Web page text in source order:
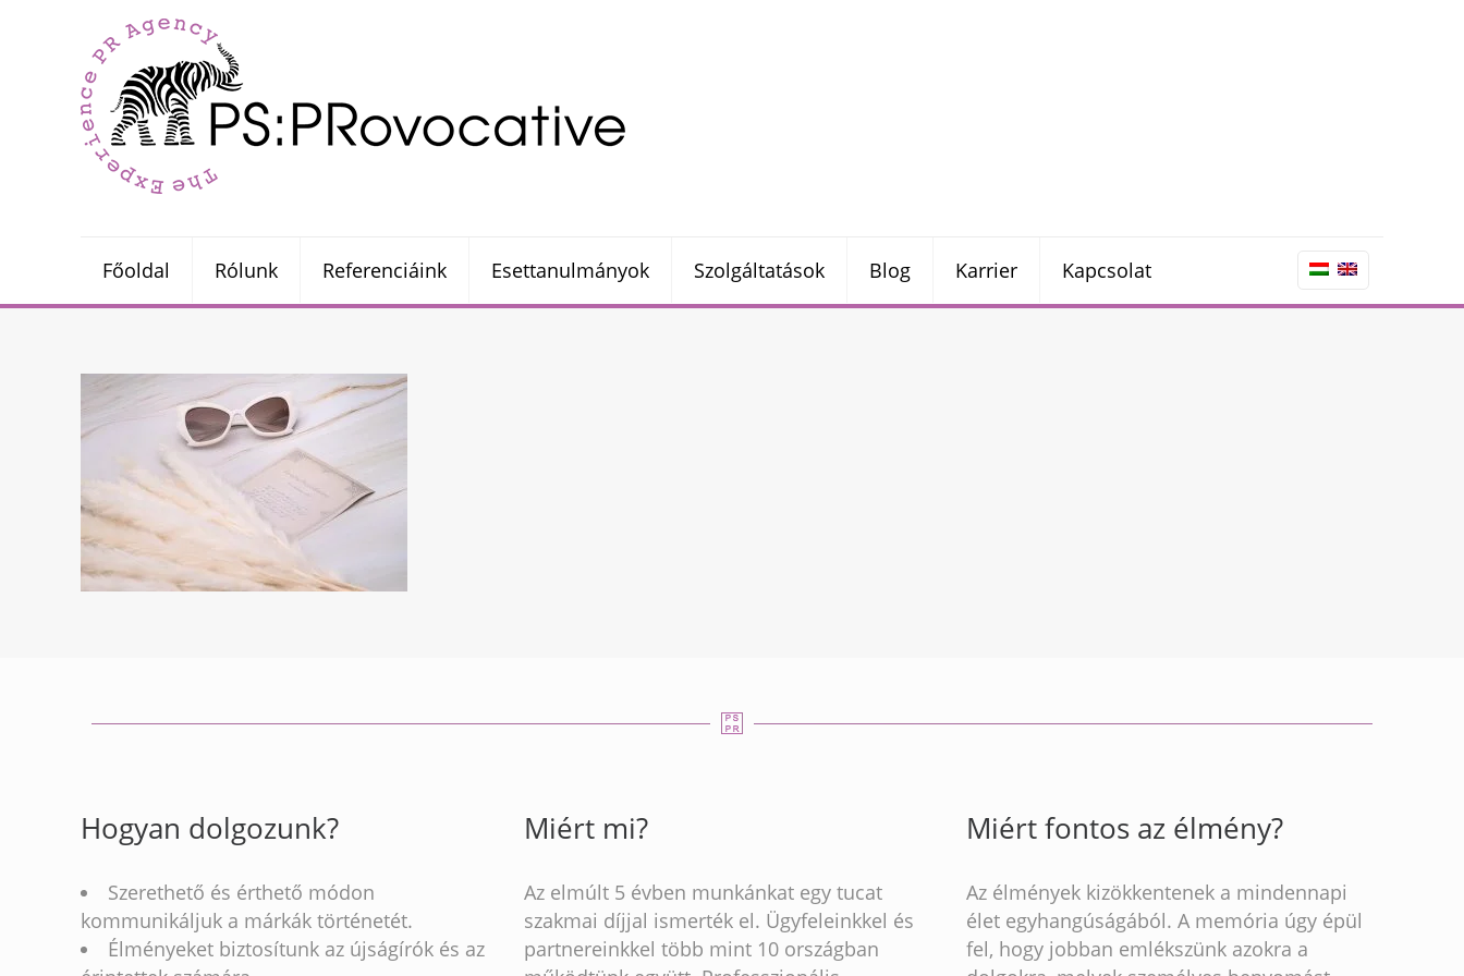
Főoldal Rólunk Referenciáink Esettanulmányok Szolgáltatások Blog Karrier Kapcsolat
Hogyan dolgozunk?
Szerethető és érthető módon
kommunikáljuk a márkák történetét.
Élményeket biztosítunk az újságírók és az
Miért mi?
Az elmúlt 5 évben munkánkat egy tucat
szakmai díjjal ismerték el. Ügyfeleinkkel és
partnereinkkel több mint 10 országban
Miért fontos az élmény?
Az élmények kizökkentenek a mindennapi
élet egyhangúságából. A memória úgy épül
fel, hogy jobban emlékszünk azokra a